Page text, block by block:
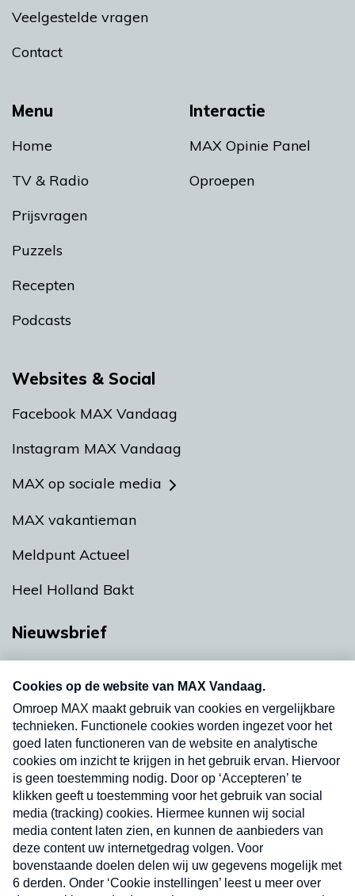
Menu
Home
TV & Radio
Prijsvragen
Puzzels
Recepten
Podcasts
Interactie
MAX Opinie Panel
Oproepen
Veelgestelde vragen
Contact
Websites & Social
Facebook MAX Vandaag
Instagram MAX Vandaag
MAX op sociale media
MAX vakantieman
Meldpunt Actueel
Heel Holland Bakt
Nieuwsbrief
nieuwsbrief. Elke vrijdag- en dinsdagochtend in
uw mailbox.
Verzend